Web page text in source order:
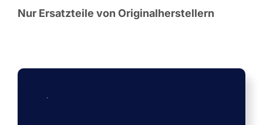
Nur Ersatzteile von Originalherstellern